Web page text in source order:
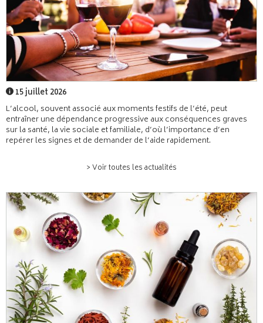
15 juillet 2026
L’alcool, souvent associé aux moments festifs de l’été, peut
entraîner une dépendance progressive aux conséquences graves
sur la santé, la vie sociale et familiale, d’où l’importance d’en
repérer les signes et de demander de l’aide rapidement.
> Voir toutes les actualités